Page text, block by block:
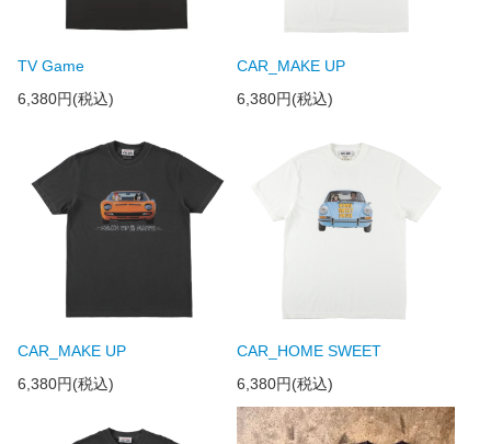
TV Game
6,380円(税込)
CAR_MAKE UP
6,380円(税込)
CAR_MAKE UP
6,380円(税込)
CAR_HOME SWEET
6,380円(税込)